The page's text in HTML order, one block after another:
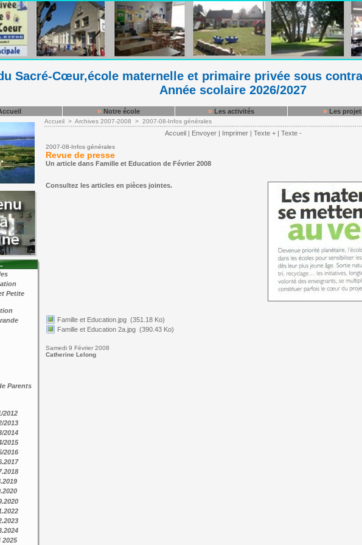
Sacré-Cœur,école maternelle et primaire privée sous
Année scolaire 2026/2027
Notre école Les activités Les
Petite
Parents
2012
2013
2014
2015
2016
2025
Accueil > Archives 2007-2008 > 2007-08-Infos générales
Accueil | Envoyer | Imprimer | Texte + | Texte -
2007-08-Infos générales
Revue de presse
Un article dans Famille et Education de Février 2008
Consultez les articles en pièces jointes.
Famille et Education.jpg (351.18 Ko)
Famille et Education 2a.jpg (390.43 Ko)
Samedi 9 Février 2008
Catherine Lelong